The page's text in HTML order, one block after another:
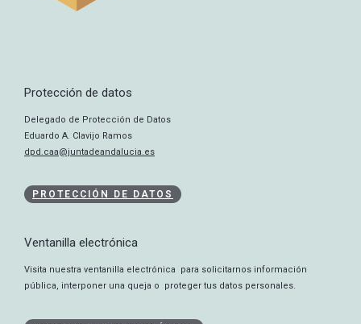
Protección de datos
Delegado de Protección de Datos
Eduardo A. Clavijo Ramos
dpd.caa@juntadeandalucia.es
PROTECCIÓN DE DATOS
Ventanilla electrónica
Visita nuestra ventanilla electrónica para solicitarnos información
pública, interponer una queja o proteger tus datos personales.